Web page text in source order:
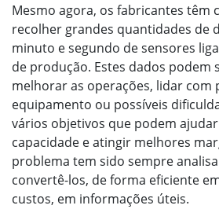
Mesmo agora, os fabricantes têm
recolher grandes quantidades de
minuto e segundo de sensores
de produção. Estes dados podem
melhorar as operações, lidar com
equipamento ou possíveis
vários objetivos que podem
capacidade e atingir melhores
problema tem sido sempre
convertê-los, de forma eficiente
custos, em informações úteis.